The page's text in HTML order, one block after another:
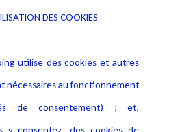
DES COOKIES
utilise des cookies et autres
nécessaires au fonctionnement
de consentement) ; et,